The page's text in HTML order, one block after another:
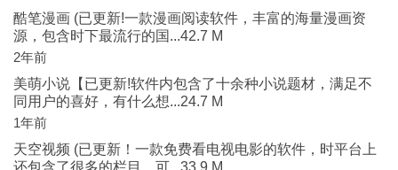
酷笔漫画 (已更新!一款漫画阅读软件，丰富的海量漫画资
源，包含时下最流行的国...42.7 M
2年前
美萌小说【已更新!软件内包含了十余种小说题材，满足不
同用户的喜好，有什么想...24.7 M
1年前
天空视频 (已更新！一款免费看电视电影的软件，时平台上
还包含了很多的栏目，可...33.9 M